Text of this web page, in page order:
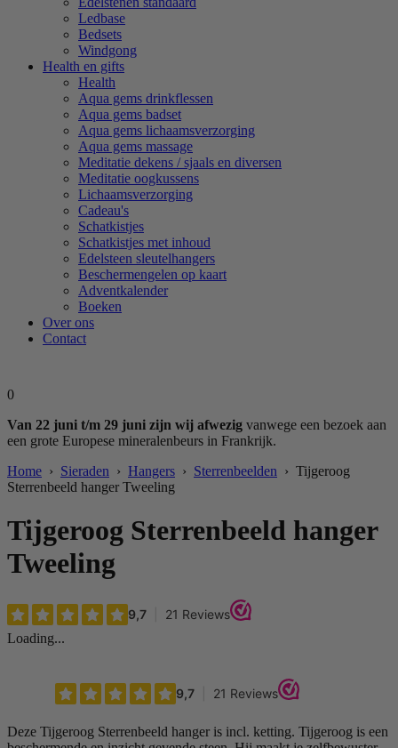
Ledbase
Bedsets
Windgong
Health en gifts
Health
Aqua gems drinkflessen
Aqua gems badset
Aqua gems lichaamsverzorging
Aqua gems massage
Meditatie dekens / sjaals en diversen
Meditatie oogkussens
Lichaamsverzorging
Cadeau's
Schatkistjes
Schatkistjes met inhoud
Edelsteen sleutelhangers
Beschermengelen op kaart
Adventkalender
Boeken
Over ons
Contact
0
Van 22 juni t/m 29 juni zijn wij afwezig vanwege een bezoek aan
een grote Europese mineralenbeurs in Frankrijk.
Home › Sieraden › Hangers › Sterrenbeelden › Tijgeroog
Sterrenbeeld hanger Tweeling
Tijgeroog Sterrenbeeld hanger
Tweeling
Loading...
Deze Tijgeroog Sterrenbeeld hanger is incl. ketting. Tijgeroog is een